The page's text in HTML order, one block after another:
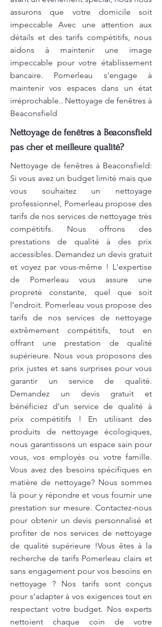
assurons que votre domicile soit
impeccable Avec une attention aux
détails et des tarifs compétitifs, nous
aidons à maintenir une image
impeccable pour votre établissement
bancaire. Pomerleau s'engage à
maintenir vos espaces dans un état
irréprochable.. Nettoyage de fenêtres à
Beaconsfield
Nettoyage de fenêtres à Beaconsfield
pas cher et meilleure qualité?
Nettoyage de fenêtres à Beaconsfield:
Si vous avez un budget limité mais que
vous souhaitez un nettoyage
professionnel, Pomerleau propose des
tarifs de nos services de nettoyage très
compétitifs. Nous offrons des
prestations de qualité à des prix
accessibles. Demandez un devis gratuit
et voyez par vous-même ! L'expertise
de Pomerleau vous assure une
propreté constante, quel que soit
l’endroit. Pomerleau vous propose des
tarifs de nos services de nettoyage
extrêmement compétitifs, tout en
offrant une prestation de qualité
supérieure. Nous vous proposons des
prix justes et sans surprises pour vous
garantir un service de qualité.
Demandez un devis gratuit et
bénéficiez d’un service de qualité à
prix compétitifs ! En utilisant des
produits de nettoyage écologiques,
nous garantissons un espace sain pour
vous, vos employés ou votre famille.
Vous avez des besoins spécifiques en
matière de nettoyage? Nous sommes
là pour y répondre et vous fournir une
prestation sur mesure. Contactez-nous
pour obtenir un devis personnalisé et
profiter de nos services de nettoyage
de qualité supérieure !Vous êtes à la
recherche de tarifs Pomerleau clairs et
sans engagement pour vos besoins en
nettoyage ? Nos tarifs sont conçus
pour s’adapter à vos exigences tout en
respectant votre budget. Nos experts
nettoient chaque coin de votre